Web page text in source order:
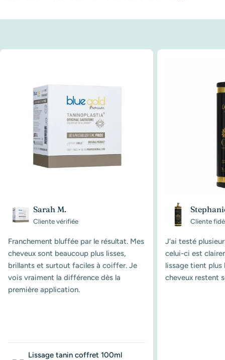
Sarah M.
Cliente vérifiée
Franchement bluffée par le résultat. Mes
cheveux sont beaucoup plus lisses,
brillants et surtout faciles à coiffer. Je
vois vraiment la différence dès la
première application.
Lissage tanin coffret 100ml
Cliente
J’ai testé
celui-ci est
lissage tient
cheveux restent